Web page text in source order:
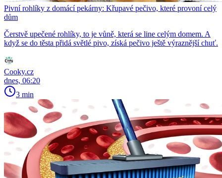
Pivní rohlíky z domácí pekárny: Křupavé pečivo, které provoní celý
dům
Čerstvě upečené rohlíky, to je vůně, která se line celým domem. A
když se do těsta přidá světlé pivo, získá pečivo ještě výraznější chuť.
Cooky.cz
dnes, 06:20
3 min